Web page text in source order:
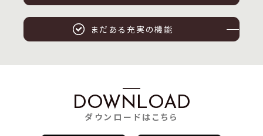
まだある充実の機能
DOWNLOAD
ダウンロードはこちら